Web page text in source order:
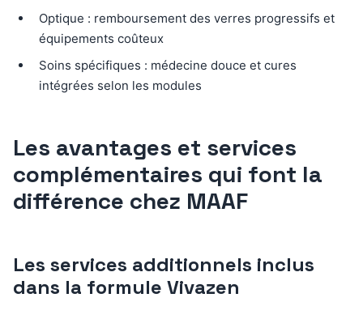
Optique : remboursement des verres progressifs et
équipements coûteux
Soins spécifiques : médecine douce et cures
intégrées selon les modules
Les avantages et services
complémentaires qui font la
différence chez MAAF
Les services additionnels inclus
dans la formule Vivazen